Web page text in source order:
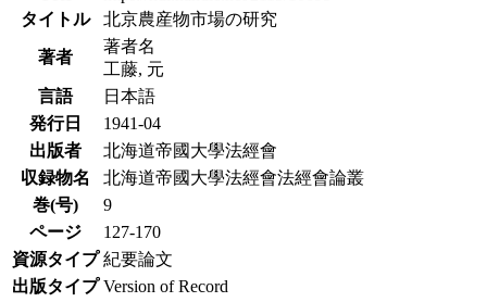
タイトル
北京農産物市場の研究
著者
著者名
工藤, 元
言語
日本語
発行日
1941-04
出版者
北海道帝國大學法經會
収録物名
北海道帝國大學法經會法經會論叢
巻(号)
9
ページ
127-170
資源タイプ 紀要論文
出版タイプ Version of Record